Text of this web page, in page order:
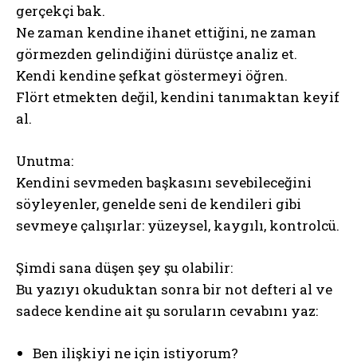
gerçekçi bak.
Ne zaman kendine ihanet ettiğini, ne zaman
görmezden gelindiğini dürüstçe analiz et.
Kendi kendine şefkat göstermeyi öğren.
Flört etmekten değil, kendini tanımaktan keyif
al.
Unutma:
Kendini sevmeden başkasını sevebileceğini
söyleyenler, genelde seni de kendileri gibi
sevmeye çalışırlar: yüzeysel, kaygılı, kontrolcü.
Şimdi sana düşen şey şu olabilir:
Bu yazıyı okuduktan sonra bir not defteri al ve
sadece kendine ait şu soruların cevabını yaz:
Ben ilişkiyi ne için istiyorum?